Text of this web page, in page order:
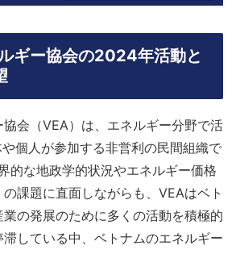
ギー協会の2024年活動と
会（VEA）は、エネルギー分野で活
個人が参加する非営利の民間組織で
的な地政学的状況やエネルギー価格
課題に直面しながらも、VEAはベト
の発展のために多くの活動を積極的
している中、ベトナムのエネルギー